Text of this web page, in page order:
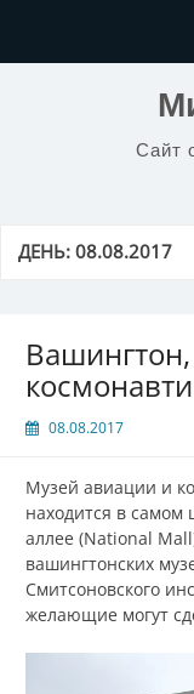
Сайт
ДЕНЬ:08.08.2017
08.08.2017
Музей авиации и
находится в
аллее (National
вашингтонских
Смитсоновского
желающие могут